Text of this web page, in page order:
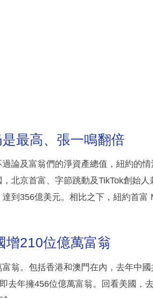
最高、張一鳴翻倍
論及富翁們的淨資產總值，紐約的
，北京首富、字節跳動及TikTok創始
到356億美元。相比之下，紐約首富
增210位億萬富翁
翁。包括香港和澳門在內，去年中
去年擁456位億萬富翁。回看美國，